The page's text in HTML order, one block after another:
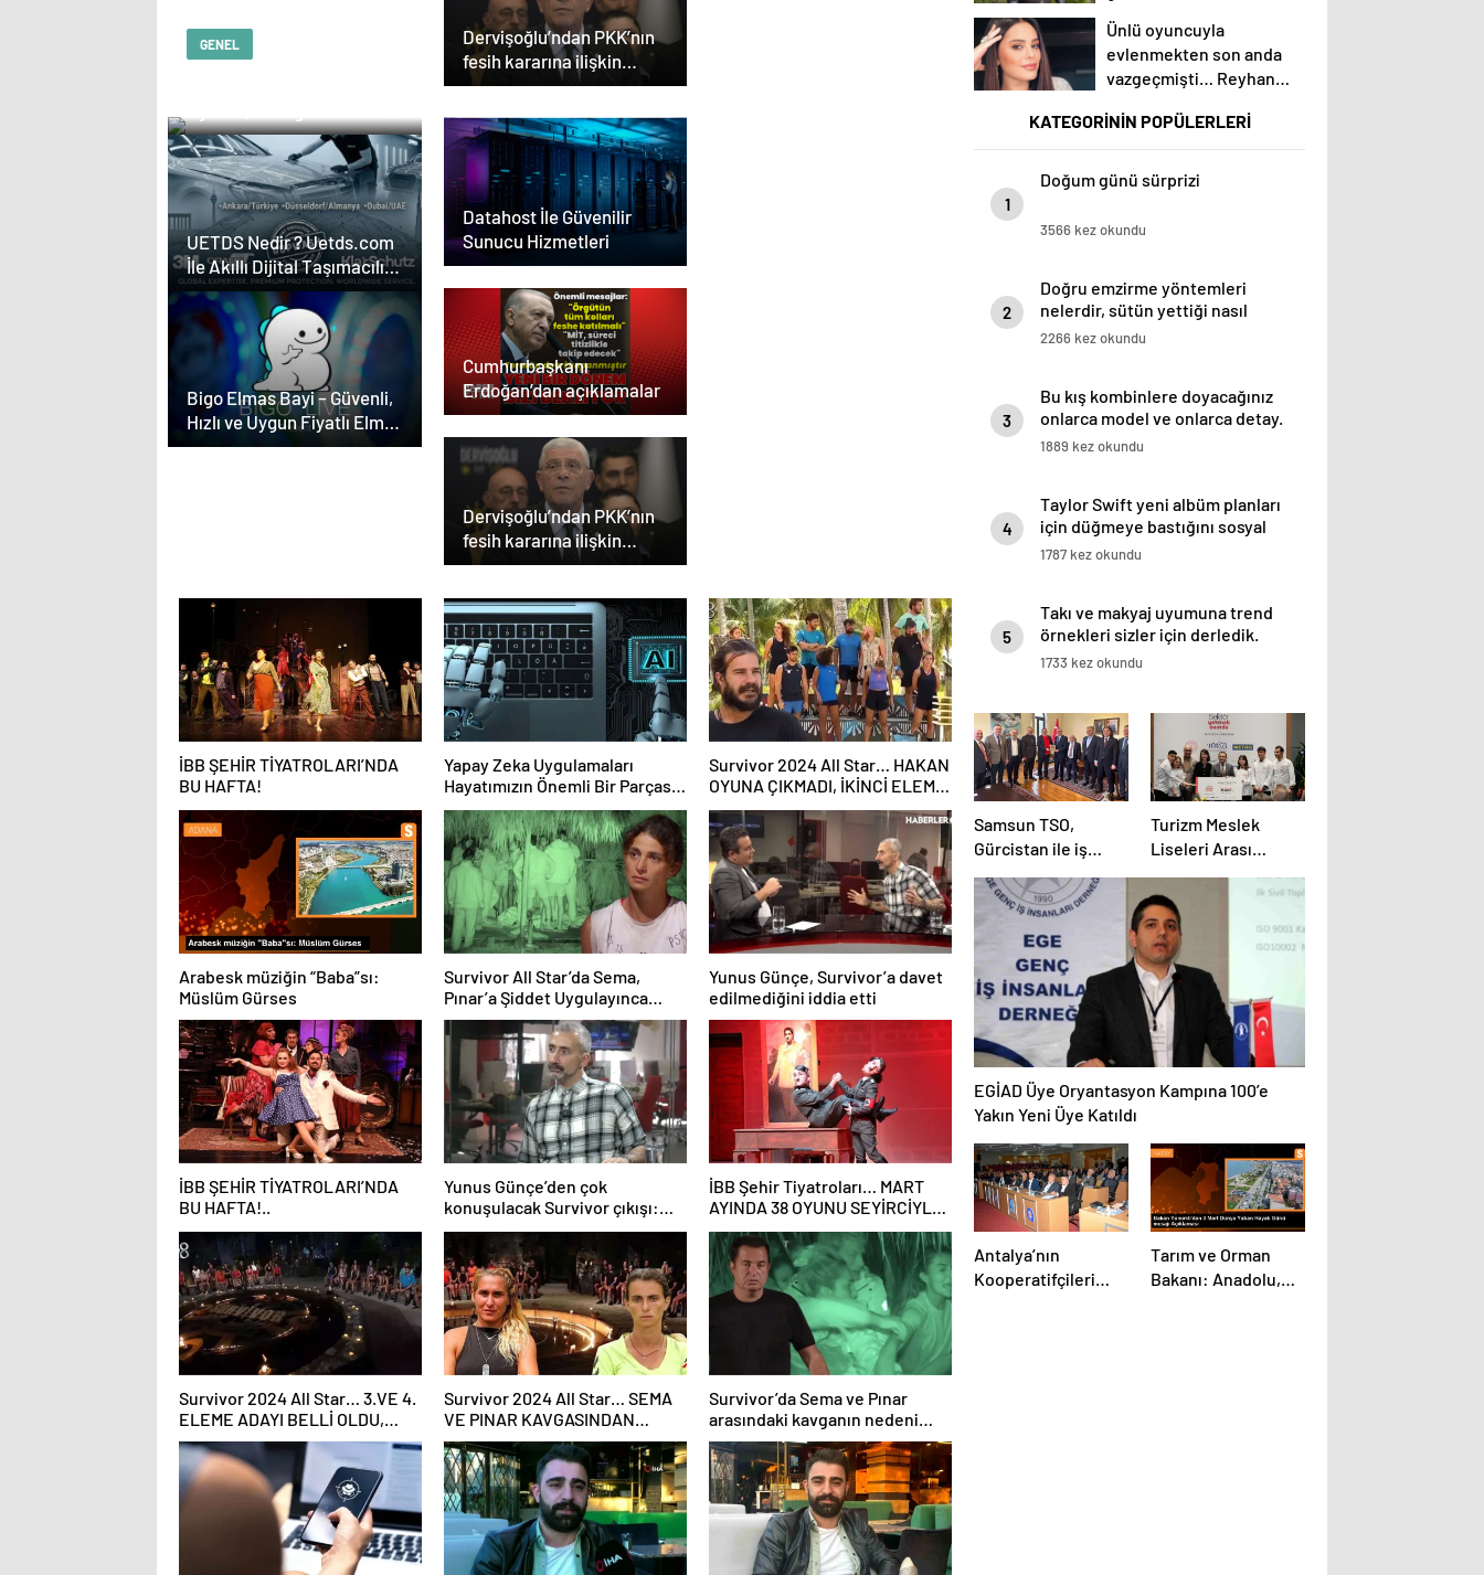
Dervişoğlu’ndan PKK’nın
fesih kararına ilişkin
açıklama
GENEL
Ajansı, SEO Ajansı ve
Web Tasarım Ajansı
UETDS Nedir ? Uetds.com
İle Akıllı Dijital Taşımacılık
Yazılımı
Bigo Elmas Bayi – Güvenli,
Hızlı ve Uygun Fiyatlı Elmas
Satın Almanın Yeni Adresi
Datahost İle Güvenilir
Sunucu Hizmetleri
Cumhurbaşkanı
Erdoğan’dan açıklamalar
Dervişoğlu’ndan PKK’nın
fesih kararına ilişkin
açıklama
İBB ŞEHİR TİYATROLARI’NDA
BU HAFTA!
Yapay Zeka Uygulamaları
Hayatımızın Önemli Bir Parçası
Haline Geliyor
Survivor 2024 All Star… HAKAN
OYUNA ÇIKMADI, İKİNCİ ELEME
ADAYI KİM OLDU?
Arabesk müziğin “Baba”sı:
Müslüm Gürses
Survivor All Star’da Sema,
Pınar’a Şiddet Uygulayınca
Diskalifiye Edildi
Yunus Günçe, Survivor’a davet
edilmediğini iddia etti
İBB ŞEHİR TİYATROLARI’NDA
BU HAFTA!..
Yunus Günçe’den çok
konuşulacak Survivor çıkışı:
Davet edilmeme rağmen
videolarımdan dolayı beni
almadılar
İBB Şehir Tiyatroları… MART
AYINDA 38 OYUNU SEYİRCİYLE
BULUŞTURUYOR!
Survivor 2024 All Star… 3.VE 4.
ELEME ADAYI BELLİ OLDU,
SAKATLIKLAR ÜZDÜ!
Survivor 2024 All Star… SEMA
VE PINAR KAVGASINDAN
DİSKALİFİYE ÇIKTI!
Survivor’da Sema ve Pınar
arasındaki kavganın nedeni
ortaya çıktı
Ünlü oyuncuyla
evlenmekten son anda
vazgeçmişti… Reyhan
itiraf! Şimdiki aklım
olsaydı…
KATEGORİNİN POPÜLERLERİ
1
Doğum günü sürprizi
3566 kez okundu
2
Doğru emzirme yöntemleri
nelerdir, sütün yettiği nasıl
anlaşılır?
2266 kez okundu
3
Bu kış kombinlere doyacağınız
onlarca model ve onlarca detay.
1889 kez okundu
4
Taylor Swift yeni albüm planları
için düğmeye bastığını sosyal
medyadan duyurdu!
1787 kez okundu
5
Takı ve makyaj uyumuna trend
örnekleri sizler için derledik.
1733 kez okundu
Samsun TSO,
Gürcistan ile iş
için Batum’a
çalışma gezisi
düzenledi
Turizm Meslek
Liseleri Arası
düzenlendi
EGİAD Üye Oryantasyon Kampına 100’e
Yakın Yeni Üye Katıldı
Antalya’nın
Kooperatifçileri
Tarım ve Orman
Bakanı: Anadolu,